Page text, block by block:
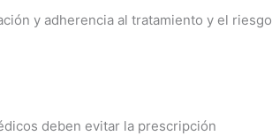
y adherencia al tratamiento y el riesgo
deben evitar la prescripción